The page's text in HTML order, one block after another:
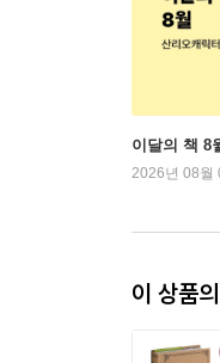
이달의 책 8
2026년 08월
이 상품